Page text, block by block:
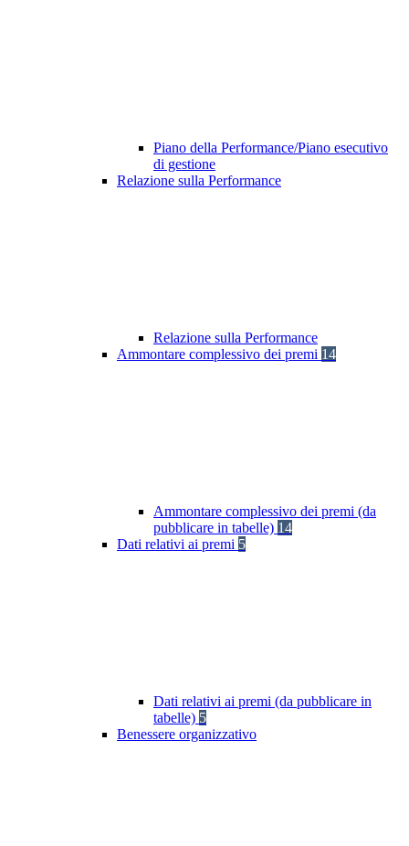
Piano della Performance/Piano esecutivo
di gestione
Relazione sulla Performance
Relazione sulla Performance
Ammontare complessivo dei premi 14
Ammontare complessivo dei premi (da
pubblicare in tabelle) 14
Dati relativi ai premi 5
Dati relativi ai premi (da pubblicare in
tabelle) 5
Benessere organizzativo